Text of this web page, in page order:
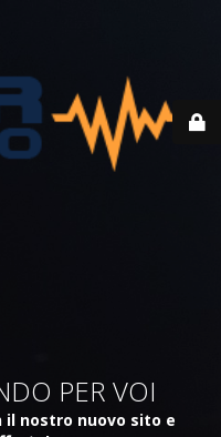
PER VOI
il nostro nuovo sito e